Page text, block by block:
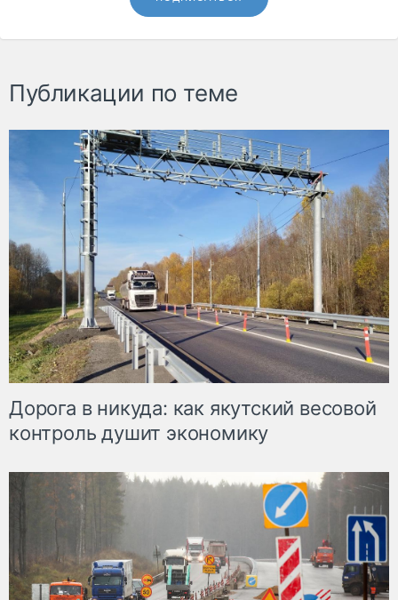
Публикации по теме
Дорога в никуда: как якутский весовой
контроль душит экономику